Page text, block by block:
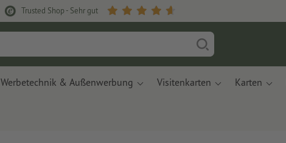
Trusted Shop - Sehr gut
Werbetechnik & Außenwerbung Visitenkarten Karten